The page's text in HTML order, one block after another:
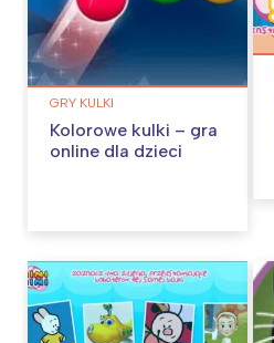
GRY KULKI
Kolorowe kulki – gra
online dla dzieci